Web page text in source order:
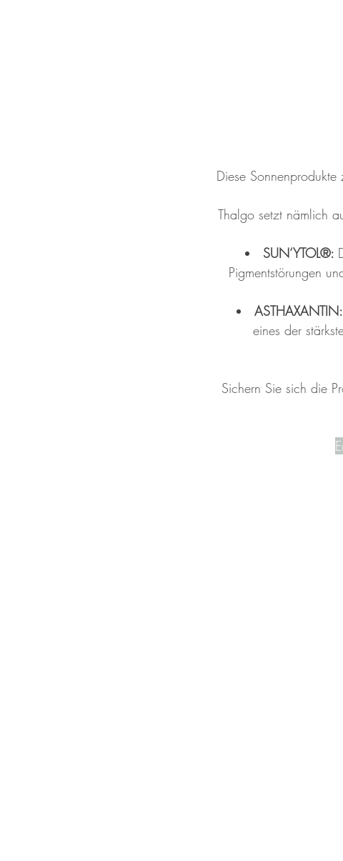
Diese
Thalgo setzt nämlich
SUN‘YTOL®:
Pigmentstörungen
ASTHAXANTIN:
eines der
Sichern Sie sich die